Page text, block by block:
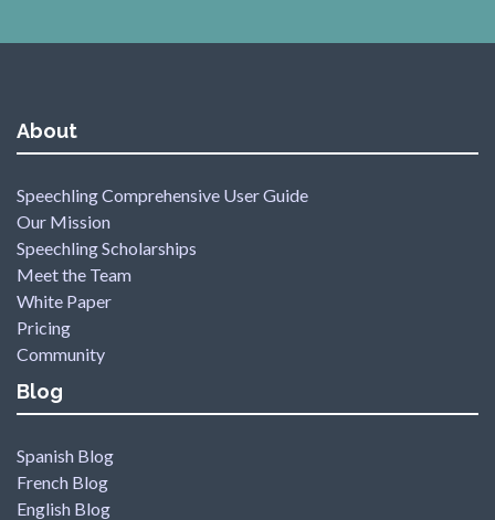
About
Speechling Comprehensive User Guide
Our Mission
Speechling Scholarships
Meet the Team
White Paper
Pricing
Community
Blog
Spanish Blog
French Blog
English Blog